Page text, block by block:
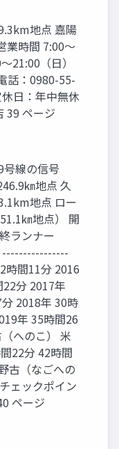
地点 嘉陽
業時間 7:00〜
21:00（日）
話：0980-55-
日：年中無休
39 ページ
号線の信号
㎞地点 久
地点 ロー
㎞地点） 開
ランナー
時間11分 2016
分 2017年
2018年 30時
年 35時間26
へのこ） 米
22分 42時間
古（なごへの
ェックポイン
ページ